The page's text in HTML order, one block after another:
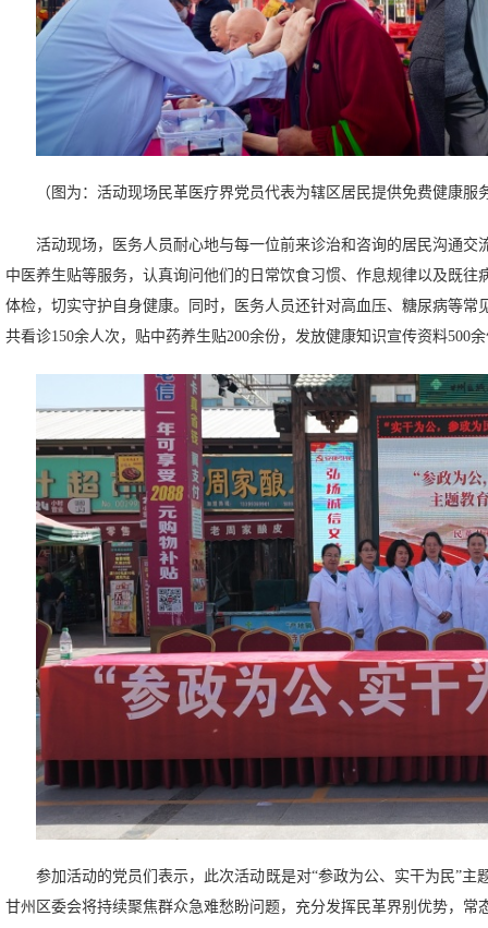
（图为：活动现场民革医疗界党员代表为辖区居民提供免费健康服
活动现场，医务人员耐心地与每一位前来诊治和咨询的居民沟通
中医养生贴等服务，认真询问他们的日常饮食习惯、作息规律以及既
体检，切实守护自身健康。同时，医务人员还针对高血压、糖尿病等
共看诊150余人次，贴中药养生贴200余份，发放健康知识宣传资料500
参加活动的党员们表示，此次活动既是对“参政为公、实干为民”
甘州区委会将持续聚焦群众急难愁盼问题，充分发挥民革界别优势，